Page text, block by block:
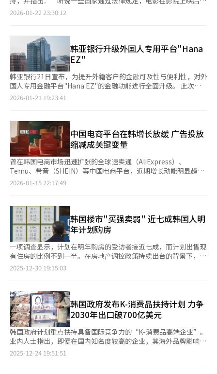
基于韩国消费者信用卡和借记卡支付数据进行抽样调查的结果，不
包含转账、现金及商品券支付。 仅从支付比重来看，大型超市仍
超市、易买得、Homeplus、乐天玛特、Topmart）的占比为
26.5%，仅次于百货店与奥特莱斯（40.4%），位居第二。但从趋
势上看，仓储式超市的支付占比同期由7%升至10%，而大型超市
的占比则较2021年下降6.7个百分点。 业内分析认为，在高物价持
续影响下，消费者对能够以更合理价格一次性购入大批量日常必需
品的仓储式超市需求迅速上升。数据显示，去年易买得Traders的
大块肉类（9.7%）、刺身（15.2%）等大容量生鲜食品，以及自
有品牌（PB）“T STANDARD”（22.6%）的销售表现亮眼。易
民币48亿元），首次突破1万亿韩元；前三季度累计营业利润同比
增长27.2%。 在快递与即时零售扩张、家庭采购频次下降等多重因
素影响下，传统大型超市竞争力有所减弱。 易买得Traders方面表
示，鉴于仓储式超市以“少品类、大批量”运营为特征，新品与差
异化商品同样是关键，今年将更新一半以上的品类。此外，易买得
Traders计划于今年底在议政府新开一家门店。
满一年才能在OTT平台播放，而韩国并无类似制度，这样一来，观
映到登陆OTT或电视等其他平台之间设定的缓冲期。近年来，这一
窗口期在不少作品中被大幅压缩至数周，被认为削弱了影院的吸引
力。在产业竞争加剧、消费结构变化的背景下，电影产业长期低
迷，窗口期制度是否需要调整再次引发业界关注。 韩国电影市场
的观影规模持续承压。根据电影振兴委员会22日公布的数据，去年
1月至11月全国观影人次为9241万，同比减少16.08%。尽管12月
数据尚未统计，但业界普遍认为，受年底档期新片上映带动，全年
观影人次仍有望勉强维持在1亿以上。 政府方面，自去年7月起为
元（约合人民币1.3亿元）用于发放影院优惠券，被评价为拉动观
众回流的重要措施。受此影响，影院经营状况有所改善。 具体来
看，运营乐天影院的乐天文化产业有限公司第三季度实现营业利润
82亿韩元，Megabox运营方Contentree中央录得19亿韩元盈
利，双双实现扭亏为盈。希杰（CJ）旗下影院品牌CGV虽仍出现
56亿韩元赤字，但较上一季度改善了117亿韩元。 不过，OTT平
台的扩张仍对院线形成结构性压力。WiseApp·Retail数据显示，
上月奈飞（Netflix）在韩国的月活跃用户数达1516万人，创历史
野。共同民主党议员林五卿于去年9月提出相关法案，建议将影院
与OTT之间的窗口期统一设定为6个月，以缓解院线与流媒体之间
的结构性矛盾。 与此同时，票价优惠政策亦在扩大。文化体育观
光部20日预告修订《文化基本法施行令》，计划将原本每月最后一
个星期三实施的“文化日”扩大为每周一次，内容包括主要文化设
施免费开放及民营文化设施使用费折扣。 业界对政策释放的积极
信号表示期待，但也对成本负担保持审慎态度。由于票价折扣并非
由政府直接补贴，相关差额需由影院自行承担。在门店缩减和自救
2026-01-22 23:30:12
韩亚银行升级外国人专用平台"Hana
EZ"
韩亚银行21日宣布，为提升外籍客户的金融可及性与便利性，对外
国人专用金融平台"Hana EZ"的金融功能进行全面升级。 此次升
级中，Hana EZ新增了积分奖励服务“MileEZ”，为外籍客户提
户身份确认登记、护照号码变更、公共费用缴纳等生活与金融相关
业务。 据介绍，用户不仅可使用汇率提醒、海外汇款、外汇交易
银行指定等金融服务，还可通过签到、转盘抽奖、邀请好友、机票
查询等多种非金融服务累积“MileEZ”积分。积分将根据使用频
率持续累积，用户在完成每月指定任务后，还可获得电子礼品券等
奖励。 此外，以往需亲自到访网点办理的客户身份确认登记及护
照号码变更业务，现可通过Hana EZ便捷完成。平台还构建了一站
式流程，使客户在完成护照号码变更后可直接申请海外汇款交易银
外籍客户可通过APP开具交易明细单、余额证明、外国人登录事实
证明、健康保险资格确认书等多种常用证明文件，并可直接缴纳电
费、自来水费及国民健康保险费等各类公共费用，实现一站式服
务。 为纪念此次平台升级，韩亚银行还将推出促销活动。截至3月
31日，通过Hana EZ进行海外汇款的外籍客户中，将抽选1名赠送
1钱重的幸运黄金钥匙，另抽选249名赠送1万韩元（约合人民币47
元）便利店电子代金券。 韩亚银行外汇事业支援部相关负责人表
示：“希望通过此次Hana EZ的升级，帮助外籍客户以非面对面的
未来，韩亚银行也将持续推出可用外语操作的差异化生活与金融服
务。”
2026-01-21 19:23:41
中国电商平台在韩增长放缓 广告投放
缩减成关键变量
曾在韩国电商市场迅速扩张的全球速卖通（AliExpress）、
Temu、希音（SHEIN）等中国电商平台，近期增长动能明显趋
缓。用户和交易规模同步下滑，业内普遍认为，这与相关企业缩减
间，三大中国电商平台的周活跃用户数（WAU）均出现不同程度
下滑。 具体来看，全球速卖通在12月第4周的WAU为368万人，较
11月第4周的446万人减少约17.4%。Temu同期的WAU从381万人
降至360万人，降幅为5.4%。希音的下滑幅度最为明显，其WAU
由92万人减少至62万人，降幅达32.6%。 反映销售表现的支付指
标同样走弱。移动应用与零售分析机构WiseApp·Retail·Goods
针对20岁以上韩国消费者支付行为的调查结果显示，12月第4周全
球速卖通的推算交易额为177亿韩元（约合人民币8390万元），较
降22.2%，规模与盈利能力同步承压。 业内分析指出，绩效型营销
费用的缩减是相关指标下滑的主要原因。此前，中国电商平台长期
依赖在Meta、优兔（YouTube）等主要社交媒体上的大规模广告
投放拉动用户增长，但随着营销效率走低，企业陆续收紧相关预
算。 全球市场数据机构Sensor Tower的统计显示，Temu在2024
年的数字广告支出约为30亿美元，而2025年已降至约14.4亿美
元，削减幅度高达52%。全球速卖通和希音的广告支出也分别同比
减少34%和25%。 随着广告投放力度减弱，新用户流入速度也明
显放缓。Mobile Index数据显示，Temu和全球速卖通在2025年3
2026-01-15 22:17:49
韩国楼市"买强卖弱" 近七成韩国人明
年计划购房
一项调查显示，计划在明年购房的受访者接近七成，而计划出售现
有住房的比例不到一半。在房地产调控政策持续出台的背景下，韩
国购房需求并未明显降温。 据房地产平台直房（Zigbang）近日
较高水平。 从购房动因来看，46.6%的受访者表示从租房转为自有
住房，其次为居住迁移（22.7%）和住房面积调整（10.3%）；而
以投资为目的（7.4%）和获取租金收益（2.9%）的比例较低。 在
购房预算方面，3亿韩元（约合人民币146.5万元）以下（31.9%）
和3亿至6亿韩元（38.9%）占比最高，合计达70.8%；6亿至9亿韩
元占16.8%，9亿韩元以上占12%。从购房时机来看，计划在2026
年第一季度购房的比例最高，为45.7%；第二季度为18.3%，上半
年购房的受访者合计达64%。 另一方面，30.1%的受访者表示没
有购房计划，主要原因包括已拥有或居住在自有住房、无追加购房
2025-12-30 19:15:03
韩国政府发布K-消费品扶持计划 力争
2030年出口破700亿美元
韩国政府计划重点扶持具备国际竞争力的“K-消费品高端企业”。
业内人士指出，即便在国内知名度较高的企业，其海外品牌影响力
仍普遍有限。政府希望借助韩流效应带来的有利氛围，将对K-消费
出口额突破700亿美元。 韩国产业通商资源部24日召开“经济关系
2025-12-24 19:51:51
页